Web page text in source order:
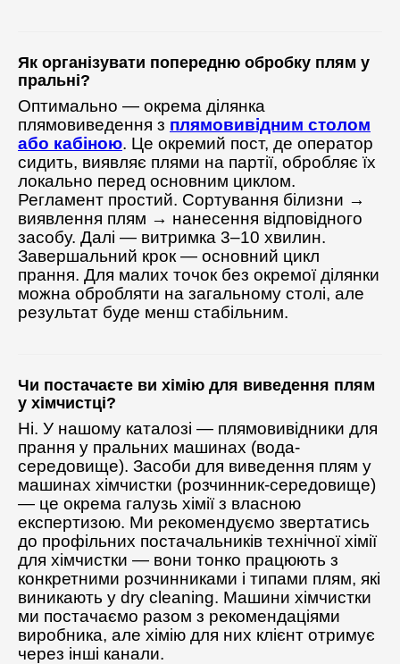
Як організувати попередню обробку плям у
пральні?
Оптимально — окрема ділянка
плямовиведення з плямовивідним столом
або кабіною. Це окремий пост, де оператор
сидить, виявляє плями на партії, обробляє їх
локально перед основним циклом.
Регламент простий. Сортування білизни →
виявлення плям → нанесення відповідного
засобу. Далі — витримка 3–10 хвилин.
Завершальний крок — основний цикл
прання. Для малих точок без окремої ділянки
можна обробляти на загальному столі, але
результат буде менш стабільним.
Чи постачаєте ви хімію для виведення плям
у хімчистці?
Ні. У нашому каталозі — плямовивідники для
прання у пральних машинах (вода-
середовище). Засоби для виведення плям у
машинах хімчистки (розчинник-середовище)
— це окрема галузь хімії з власною
експертизою. Ми рекомендуємо звертатись
до профільних постачальників технічної хімії
для хімчистки — вони тонко працюють з
конкретними розчинниками і типами плям, які
виникають у dry cleaning. Машини хімчистки
ми постачаємо разом з рекомендаціями
виробника, але хімію для них клієнт отримує
через інші канали.